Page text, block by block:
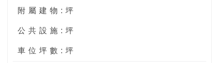
附 屬 建 物 : 坪
公 共 設 施 : 坪
車 位 坪 數 : 坪